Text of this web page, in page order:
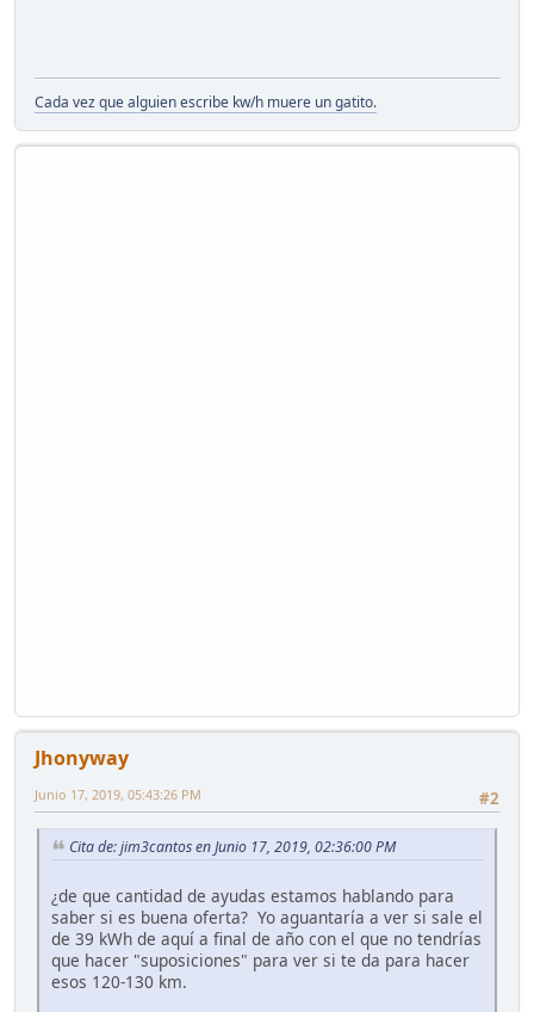
Cada vez que alguien escribe kw/h muere un gatito.
Jhonyway
#2
Junio 17, 2019, 05:43:26 PM
Cita de: jim3cantos en Junio 17, 2019, 02:36:00 PM
¿de que cantidad de ayudas estamos hablando para
saber si es buena oferta? Yo aguantaría a ver si sale el
de 39 kWh de aquí a final de año con el que no tendrías
que hacer "suposiciones" para ver si te da para hacer
esos 120-130 km.